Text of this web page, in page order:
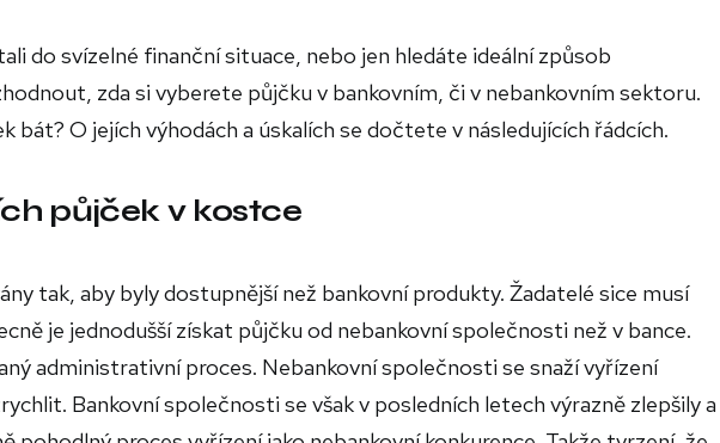
do svízelné finanční situace, nebo jen hledáte ideální způsob
zda si vyberete půjčku v bankovním, či v nebankovním sektoru.
bát? O jejích výhodách a úskalích se dočtete v následujících řádcích.
půjček v kostce
tak, aby byly dostupnější než bankovní produkty. Žadatelé sice musí
je jednodušší získat půjčku od nebankovní společnosti než v bance.
administrativní proces. Nebankovní společnosti se snaží vyřízení
Bankovní společnosti se však v posledních letech výrazně zlepšily a